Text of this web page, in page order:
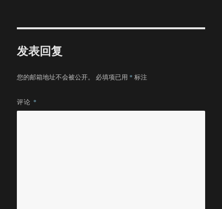
发表回复
您的邮箱地址不会被公开。 必填项已用 * 标注
评论 *